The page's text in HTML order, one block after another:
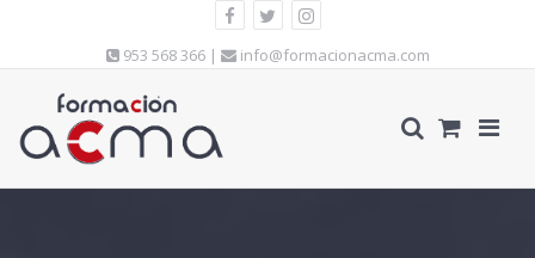
953 568 366 | info@formacionacma.com